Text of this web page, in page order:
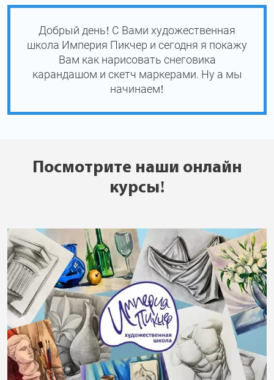
Добрый день! С Вами художественная
школа Империя Пикчер и сегодня я покажу
Вам как нарисовать снеговика
карандашом и скетч маркерами. Ну а мы
начинаем!
Посмотрите наши онлайн
курсы!